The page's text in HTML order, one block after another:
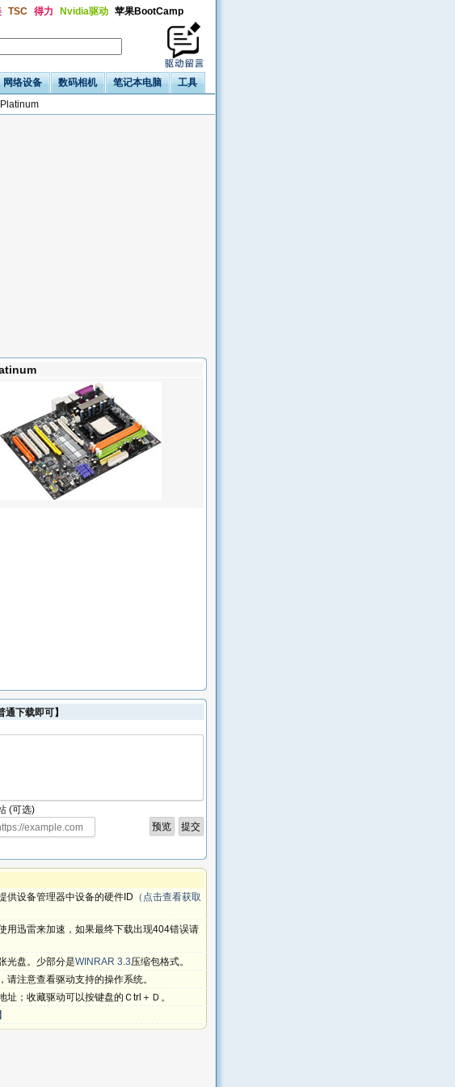
TSC 得力 Nvidia驱动 苹果BootCamp
网络设备 数码相机 笔记本电脑
工具
下载即可】
(可选)
供设备管理器中设备的硬件ID （点击查看获取
用迅雷来加速，如果最终下载出现404错误请
光盘。少部分是WINRAR 3.3压缩包格式。
注意查看驱动支持的操作系统。
；收藏驱动可以按键盘的Ｃtrl＋Ｄ。